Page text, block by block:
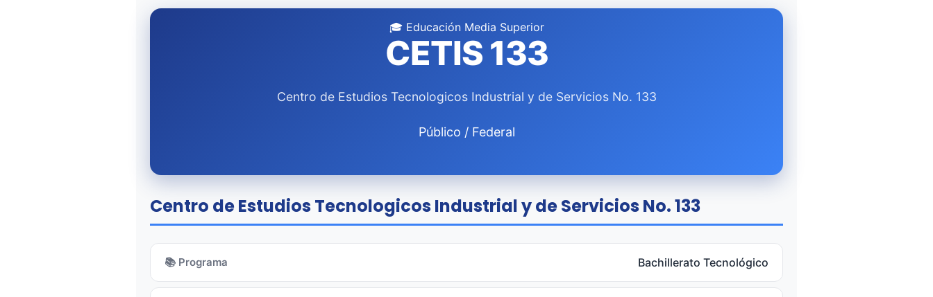
🎓 Educación Media Superior
CETIS 133
Centro de Estudios Tecnologicos Industrial y de Servicios No. 133
Público / Federal
Centro de Estudios Tecnologicos Industrial y de Servicios No. 133
📚 Programa Bachillerato Tecnológico